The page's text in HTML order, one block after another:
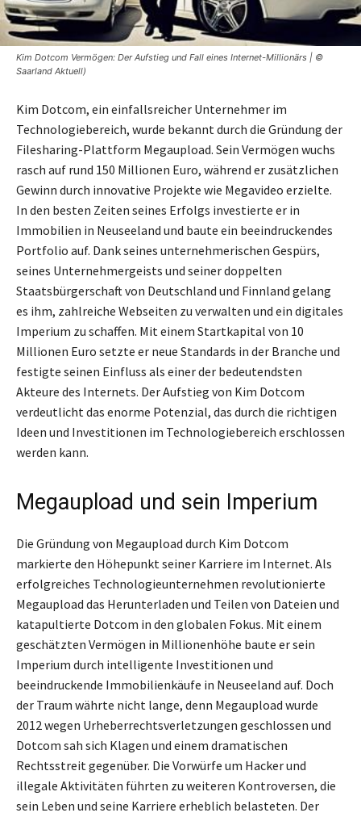
Kim Dotcom Vermögen: Der Aufstieg und Fall eines Internet-Millionärs | ©
Saarland Aktuell)
Kim Dotcom, ein einfallsreicher Unternehmer im
Technologiebereich, wurde bekannt durch die Gründung der
Filesharing-Plattform Megaupload. Sein Vermögen wuchs
rasch auf rund 150 Millionen Euro, während er zusätzlichen
Gewinn durch innovative Projekte wie Megavideo erzielte.
In den besten Zeiten seines Erfolgs investierte er in
Immobilien in Neuseeland und baute ein beeindruckendes
Portfolio auf. Dank seines unternehmerischen Gespürs,
seines Unternehmergeists und seiner doppelten
Staatsbürgerschaft von Deutschland und Finnland gelang
es ihm, zahlreiche Webseiten zu verwalten und ein digitales
Imperium zu schaffen. Mit einem Startkapital von 10
Millionen Euro setzte er neue Standards in der Branche und
festigte seinen Einfluss als einer der bedeutendsten
Akteure des Internets. Der Aufstieg von Kim Dotcom
verdeutlicht das enorme Potenzial, das durch die richtigen
Ideen und Investitionen im Technologiebereich erschlossen
werden kann.
Megaupload und sein Imperium
Die Gründung von Megaupload durch Kim Dotcom
markierte den Höhepunkt seiner Karriere im Internet. Als
erfolgreiches Technologieunternehmen revolutionierte
Megaupload das Herunterladen und Teilen von Dateien und
katapultierte Dotcom in den globalen Fokus. Mit einem
geschätzten Vermögen in Millionenhöhe baute er sein
Imperium durch intelligente Investitionen und
beeindruckende Immobilienkäufe in Neuseeland auf. Doch
der Traum währte nicht lange, denn Megaupload wurde
2012 wegen Urheberrechtsverletzungen geschlossen und
Dotcom sah sich Klagen und einem dramatischen
Rechtsstreit gegenüber. Die Vorwürfe um Hacker und
illegale Aktivitäten führten zu weiteren Kontroversen, die
sein Leben und seine Karriere erheblich belasteten. Der